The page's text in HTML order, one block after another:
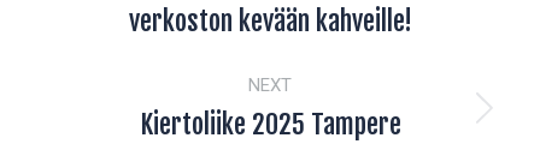
post:
verkoston kevään kahveille!
NEXT
Next
Kiertoliike 2025 Tampere